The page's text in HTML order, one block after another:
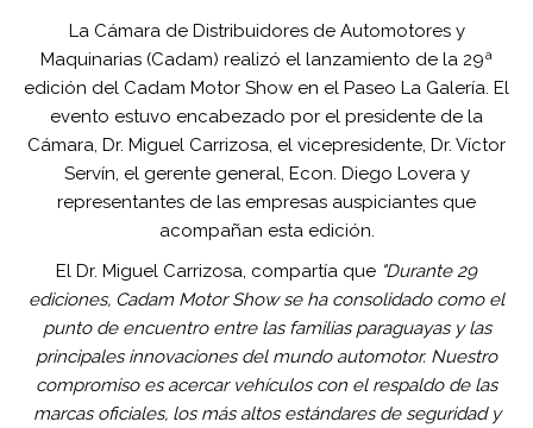
La Cámara de Distribuidores de Automotores y
Maquinarias (Cadam) realizó el lanzamiento de la 29ª
edición del Cadam Motor Show en el Paseo La Galería. El
evento estuvo encabezado por el presidente de la
Cámara, Dr. Miguel Carrizosa, el vicepresidente, Dr. Víctor
Servín, el gerente general, Econ. Diego Lovera y
representantes de las empresas auspiciantes que
acompañan esta edición.
El Dr. Miguel Carrizosa, compartía que "Durante 29
ediciones, Cadam Motor Show se ha consolidado como el
punto de encuentro entre las familias paraguayas y las
principales innovaciones del mundo automotor. Nuestro
compromiso es acercar vehículos con el respaldo de las
marcas oficiales, los más altos estándares de seguridad y